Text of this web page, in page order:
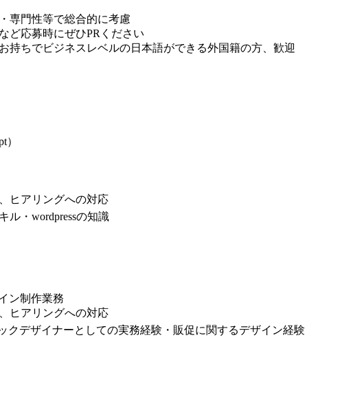
専門性等で総合的に考慮
ど応募時にぜひPRください
持ちでビジネスレベルの日本語ができる外国籍の方、歓迎
）
ヒアリングへの対応
ル・wordpressの知識
ン制作業務
ヒアリングへの対応
クデザイナーとしての実務経験・販促に関するデザイン経験